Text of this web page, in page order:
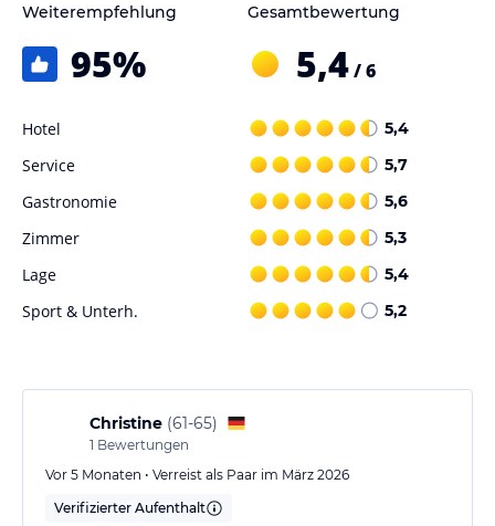
Unser Hotel beherbergt ein Restaurant, das Frühstück, Mittagessen
und Abendessen anbietet. Hier werden Sie mit regionalen
Sport und Unterhaltung
Infrarotwärmekabine
Sehr freundliches und geschultes Fach-Personal.
jeweiligen Veranstalters.
Weiterempfehlung
95%
Gesamtbewertung
5,4/ 6
Hotel 5,4
Service 5,7
Gastronomie 5,6
Zimmer 5,3
Lage 5,4
Sport & Unterh. 5,2
Christine (61-65)
1 Bewertungen
Vor 5 Monaten • Verreist als Paar im März 2026
Verifizierter Aufenthalt